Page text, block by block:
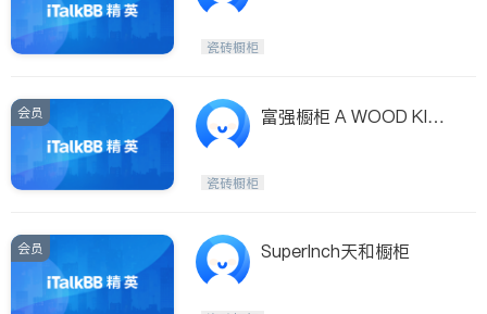
瓷砖橱柜
会员
富强橱柜 A WOOD KITC
瓷砖橱柜
会员 SuperInch天和橱柜